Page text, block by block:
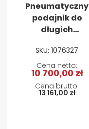
Pneumatyczny
podajnik do
długich
REIGNMAC M711
SKU: 1076327
13 161,00 zł
10 700,00 zł